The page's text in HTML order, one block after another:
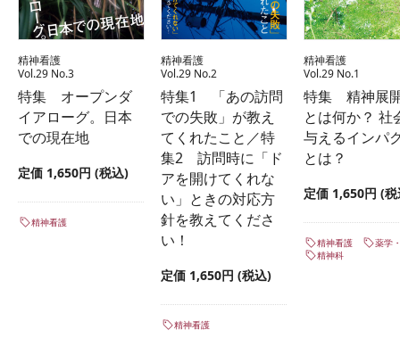
精神看護
Vol.29 No.3
特集 オープンダ
イアローグ。日本
での現在地
定価 1,650円 (税込)
精神看護
精神看護
Vol.29 No.2
特集1 「あの訪問
での失敗」が教え
てくれたこと／特
集2 訪問時に「ド
アを開けてくれな
い」ときの対応方
針を教えてくださ
い！
定価 1,650円 (税込)
精神看護
精神看護
Vol.29 No.1
特集 精神展
とは何か？ 社
与えるインパ
とは？
定価 1,650円 (
精神看護
薬学
精神科